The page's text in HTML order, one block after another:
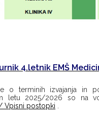
4.letnik EMŠ
o terminih izvajanja in
letu 2025/2026 so na
Vpisni postopki .